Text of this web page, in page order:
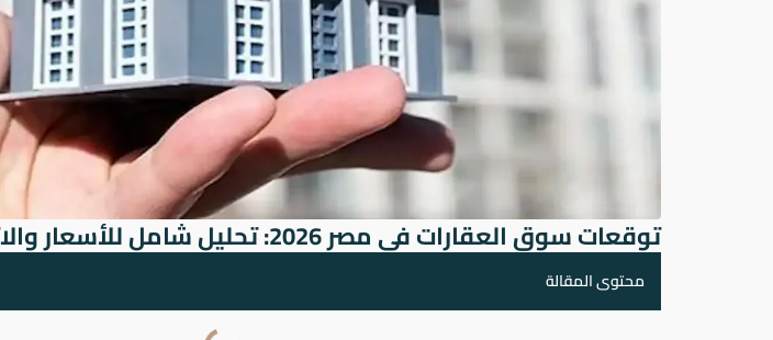
توقعات سوق العقارات في مصر 2026: تحليل شامل للأسعار والاتجاهات
محتوى المقالة